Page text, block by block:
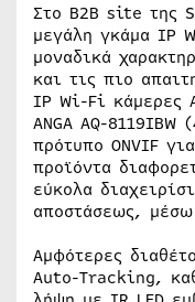
Στο B2B site της
μεγάλη γκάμα IP
μοναδικά
και τις πιο
IP Wi-Fi κάμερες
ANGA AQ-
πρότυπο ONVIF
προϊόντα
εύκολα
αποστάσεως,
Αμφότερες
Auto-Tracking,